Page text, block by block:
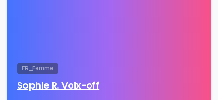
FR_Femme
Sophie R. Voix-off